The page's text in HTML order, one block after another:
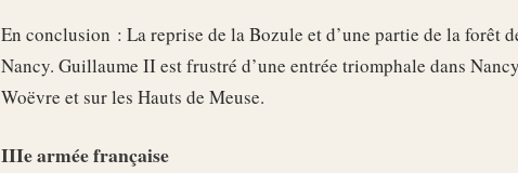
En conclusion : La reprise de la Bozule et d’une partie de la forêt
Nancy. Guillaume II est frustré d’une entrée triomphale dans
Woëvre et sur les Hauts de Meuse.
IIIe armée française